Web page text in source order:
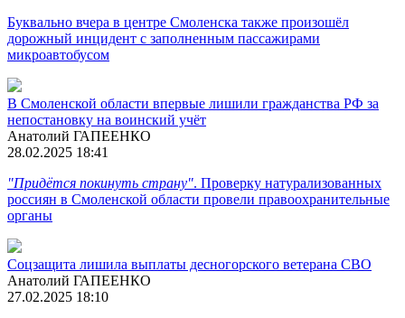
Буквально вчера в центре Смоленска также произошёл
дорожный инцидент с заполненным пассажирами
микроавтобусом
В Смоленской области впервые лишили гражданства РФ за
непостановку на воинский учёт
Анатолий ГАПЕЕНКО
28.02.2025 18:41
"Придётся покинуть страну". Проверку натурализованных
россиян в Смоленской области провели правоохранительные
органы
Соцзащита лишила выплаты десногорского ветерана СВО
Анатолий ГАПЕЕНКО
27.02.2025 18:10